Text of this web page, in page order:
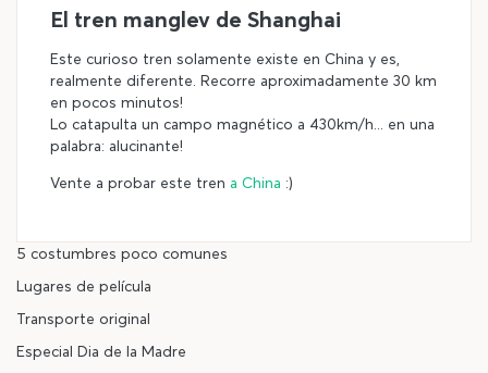
El tren manglev de Shanghai
Este curioso tren solamente existe en China y es,
realmente diferente. Recorre aproximadamente 30 km
en pocos minutos!
Lo catapulta un campo magnético a 430km/h... en una
palabra: alucinante!
Vente a probar este tren a China :)
5 costumbres poco comunes
Lugares de película
Transporte original
Especial Dia de la Madre